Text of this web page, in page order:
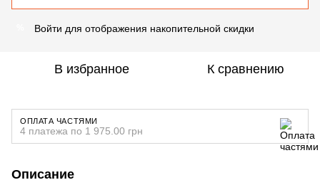
Войти для отображения накопительной скидки
В избранное К сравнению
ОПЛАТА ЧАСТЯМИ
4 платежа по 1 975.00 грн
Описание